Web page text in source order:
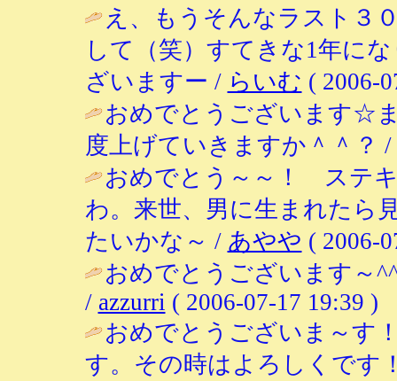
え、もうそんなラスト３
して（笑）すてきな1年に
ざいますー / らいむ ( 2006-
おめでとうございます☆
度上げていきますか＾＾？ /
おめでとう～～！ ステ
わ。来世、男に生まれたら
たいかな～ / あやや ( 2006-
おめでとうございます～
/ azzurri ( 2006-07-17 19:39 )
おめでとうございま～す
す。その時はよろしくです